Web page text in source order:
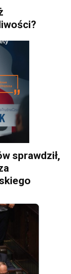
sprawdził,